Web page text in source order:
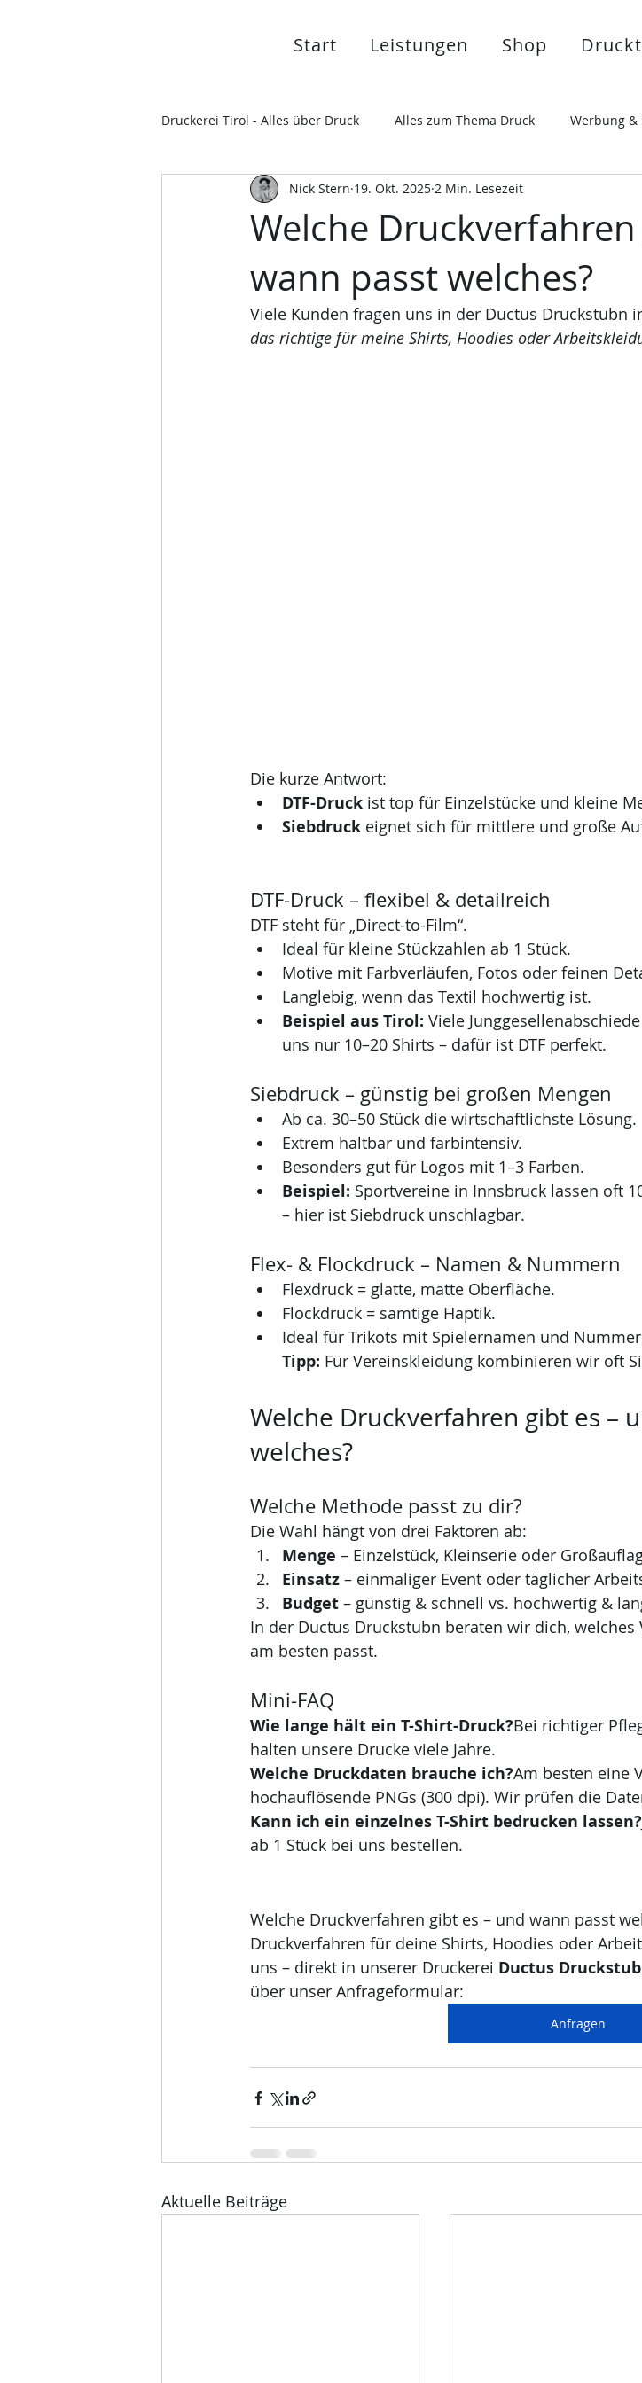
Start Leistungen Shop
Druckerei Tirol - Alles über Druck Alles zum Thema Druck Werbung
Welche
wann passt welches?
Nick Stern 19. Okt. 2025 2 Min. Lesezeit
Viele Kunden fragen uns in der Ductus Druckstubn
das richtige für meine Shirts, Hoodies oder
Die kurze Antwort:
DTF-Druck ist top für Einzelstücke und kleine
Siebdruck eignet sich für mittlere und große
DTF-Druck – flexibel & detailreich
DTF steht für „Direct-to-Film“.
Ideal für kleine Stückzahlen ab 1 Stück.
Motive mit Farbverläufen, Fotos oder feinen
Langlebig, wenn das Textil hochwertig ist.
Beispiel aus Tirol: Viele
uns nur 10–20 Shirts – dafür ist DTF perfekt.
Siebdruck – günstig bei großen Mengen
Ab ca. 30–50 Stück die wirtschaftlichste Lösung.
Extrem haltbar und farbintensiv.
Besonders gut für Logos mit 1–3 Farben.
Beispiel: Sportvereine in Innsbruck lassen oft
– hier ist Siebdruck unschlagbar.
Flex- & Flockdruck – Namen & Nummern
Flexdruck = glatte, matte Oberfläche.
Flockdruck = samtige Haptik.
Ideal für Trikots mit Spielernamen und
Tipp: Für Vereinskleidung kombinieren wir oft
Welche Druckverfahren gibt es –
welches?
Welche Methode passt zu dir?
Die Wahl hängt von drei Faktoren ab:
Menge – Einzelstück, Kleinserie oder
Einsatz – einmaliger Event oder täglicher
Budget – günstig & schnell vs. hochwertig &
In der Ductus Druckstubn beraten wir dich,
am besten passt.
Mini-FAQ
Wie lange hält ein T-Shirt-Druck?Bei richtiger
halten unsere Drucke viele Jahre.
Welche Druckdaten brauche ich?Am besten eine
hochauflösende PNGs (300 dpi). Wir prüfen die
Kann ich ein einzelnes T-Shirt bedrucken lassen?
ab 1 Stück bei uns bestellen.
Welche Druckverfahren gibt es – und wann passt
Druckverfahren für deine Shirts, Hoodies oder
uns – direkt in unserer Druckerei Ductus
über unser Anfrageformular:
Anfragen
Aktuelle Beiträge